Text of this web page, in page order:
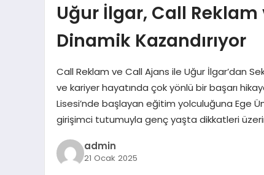
Uğur İlgar, Call
Dinamik Kazandırıyor
Call Reklam ve Call Ajans ile Uğur İlgar’dan
ve kariyer hayatında çok yönlü bir başarı
Lisesi’nde başlayan eğitim yolculuğuna Ege
girişimci tutumuyla genç yaşta dikkatleri
admin
21 Ocak 2025